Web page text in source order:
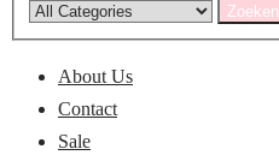
Zoeken
About Us
Contact
Sale